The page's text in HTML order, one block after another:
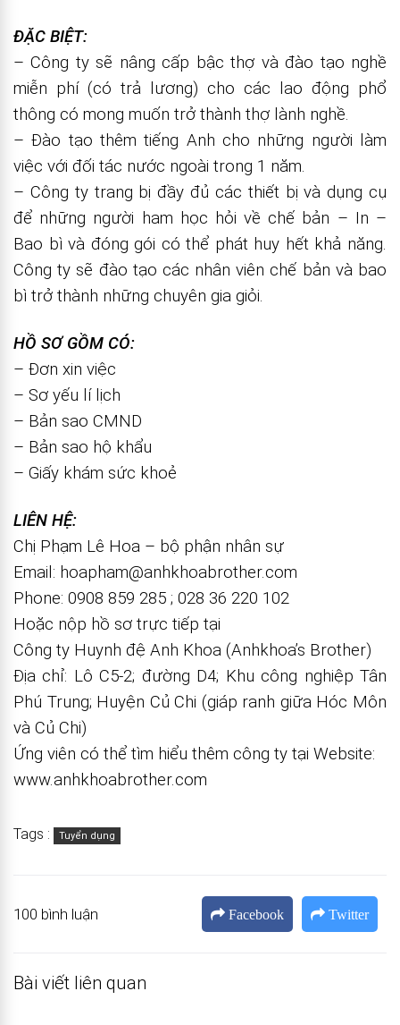
ĐẶC BIỆT:
– Công ty sẽ nâng cấp bậc thợ và đào tạo nghề
miễn phí (có trả lương) cho các lao động phổ
thông có mong muốn trở thành thợ lành nghề.
– Đào tạo thêm tiếng Anh cho những người làm
việc với đối tác nước ngoài trong 1 năm.
– Công ty trang bị đầy đủ các thiết bị và dụng cụ
để những người ham học hỏi về chế bản – In –
Bao bì và đóng gói có thể phát huy hết khả năng.
Công ty sẽ đào tạo các nhân viên chế bản và bao
bì trở thành những chuyên gia giỏi.
HỒ SƠ GỒM CÓ:
– Đơn xin việc
– Sơ yếu lí lịch
– Bản sao CMND
– Bản sao hộ khẩu
– Giấy khám sức khoẻ
LIÊN HỆ:
Chị Phạm Lê Hoa – bộ phận nhân sự
Email: hoapham@anhkhoabrother.com
Phone: 0908 859 285 ; 028 36 220 102
Hoặc nộp hồ sơ trực tiếp tại
Công ty Huynh đệ Anh Khoa (Anhkhoa’s Brother)
Địa chỉ: Lô C5-2; đường D4; Khu công nghiệp Tân
Phú Trung; Huyện Củ Chi (giáp ranh giữa Hóc Môn
và Củ Chi)
Ứng viên có thể tìm hiểu thêm công ty tại Website:
www.anhkhoabrother.com
Tags : Tuyển dụng
100 bình luận Facebook Twitter
Bài viết liên quan